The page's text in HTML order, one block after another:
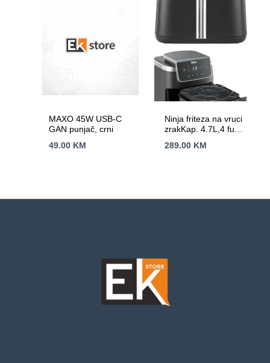
MAXO 45W USB-C
GAN punjač, crni
49.00 KM
Ninja friteza na vruci
zrakKap. 4.7L,4 funk.
keramicki premaz,
289.00 KM